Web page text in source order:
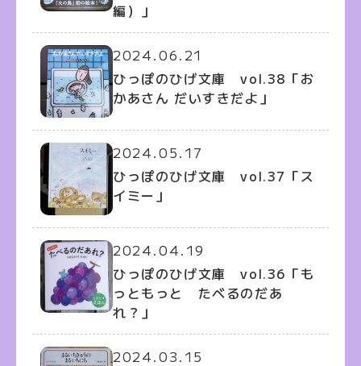
編）」
2024.06.21
ひっぽのひげ文庫 vol.38「お
かあさん だいすきだよ」
2024.05.17
ひっぽのひげ文庫 vol.37「ス
イミー」
2024.04.19
ひっぽのひげ文庫 vol.36「も
っともっと たべるのだあ
れ？」
2024.03.15